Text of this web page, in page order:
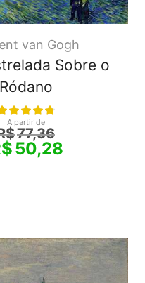
van Gogh
Sobre o
Ródano
A partir de
77,36
50,28